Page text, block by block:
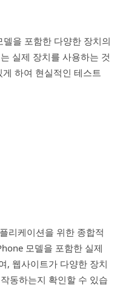
을 포함한 다양한 장치의
실제 장치를 사용하는 것
하여 현실적인 테스트
리케이션을 위한 종합적
모델을 포함한 실제
, 웹사이트가 다양한 장치
동하는지 확인할 수 있습